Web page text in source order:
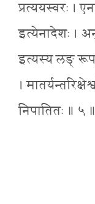
प्रत्ययस्वरः ।
इत्येनादेशः ।
इत्यस्य लङ्
।
निपातितः ॥ ५ ॥